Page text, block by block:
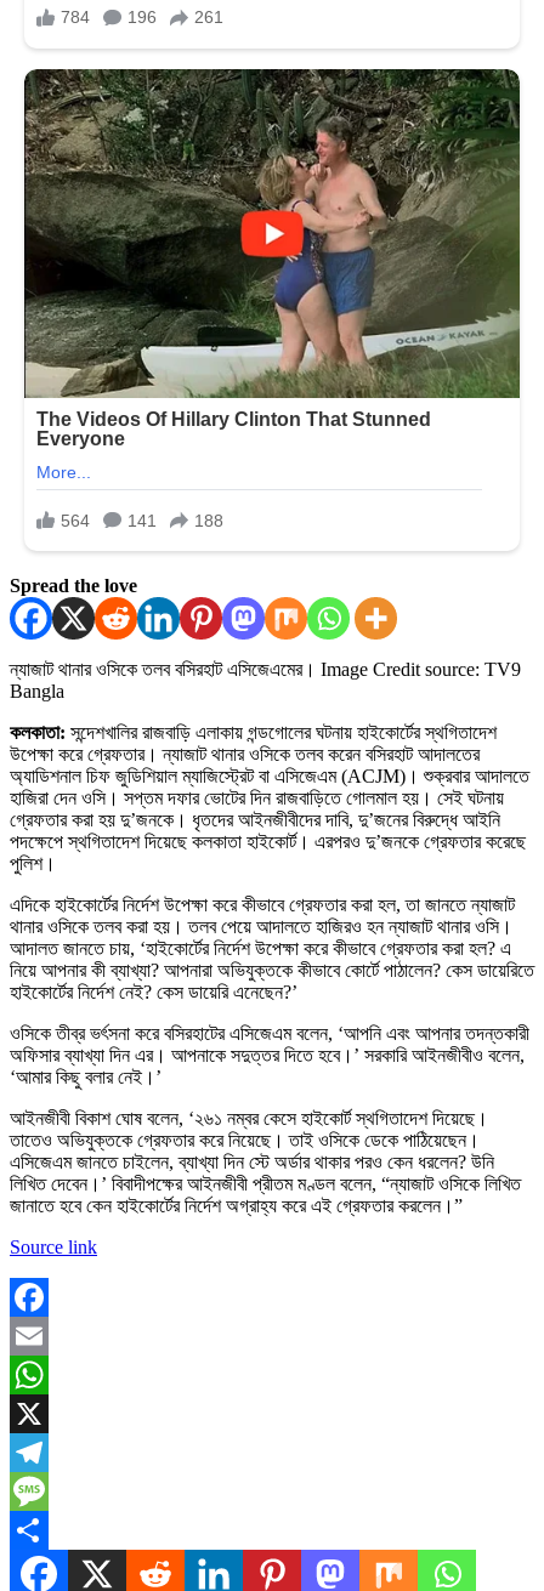
Spread the love
ন্যাজাট থানার ওসিকে তলব বসিরহাট এসিজেএমের। Image Credit source: TV9
Bangla
কলকাতা: সন্দেশখালির রাজবাড়ি এলাকায় গন্ডগোলের ঘটনায় হাইকোর্টের স্থগিতাদেশ
উপেক্ষা করে গ্রেফতার। ন্যাজাট থানার ওসিকে তলব করেন বসিরহাট আদালতের
অ্যাডিশনাল চিফ জুডিশিয়াল ম্যাজিস্ট্রেট বা এসিজেএম (ACJM)। শুক্রবার আদালতে
হাজিরা দেন ওসি। সপ্তম দফার ভোটের দিন রাজবাড়িতে গোলমাল হয়। সেই ঘটনায়
গ্রেফতার করা হয় দু’জনকে। ধৃতদের আইনজীবীদের দাবি, দু’জনের বিরুদ্ধে আইনি
পদক্ষেপে স্থগিতাদেশ দিয়েছে কলকাতা হাইকোর্ট। এরপর‌ও দু’জনকে গ্রেফতার করেছে
পুলিশ।
এদিকে হাইকোর্টের নির্দেশ উপেক্ষা করে কীভাবে গ্রেফতার করা হল, তা জানতে ন্যাজাট
থানার ওসিকে তলব করা হয়। তলব পেয়ে আদালতে হাজিরও হন ন্যাজাট থানার ওসি।
আদালত জানতে চায়, ‘হাইকোর্টের নির্দেশ উপেক্ষা করে কীভাবে গ্রেফতার করা হল? এ
নিয়ে আপনার কী ব্যাখ্যা? আপনারা অভিযুক্তকে কীভাবে কোর্টে পাঠালেন? কেস ডায়েরিতে
হাইকোর্টের নির্দেশ নেই? কেস ডায়েরি এনেছেন?’
ওসিকে তীব্র ভর্ৎসনা করে বসিরহাটের এসিজেএম বলেন, ‘আপনি এবং আপনার তদন্তকারী
অফিসার ব্যাখ্যা দিন এর। আপনাকে সদুত্তর দিতে হবে।’ সরকারি আইনজীবীও বলেন,
‘আমার কিছু বলার নেই।’
আইনজীবী বিকাশ ঘোষ বলেন, ‘২৬১ নম্বর কেসে হাইকোর্ট স্থগিতাদেশ দিয়েছে।
তাতেও অভিযুক্তকে গ্রেফতার করে নিয়েছে। তাই ওসিকে ডেকে পাঠিয়েছেন।
এসিজেএম জানতে চাইলেন, ব্যাখ্যা দিন স্টে অর্ডার থাকার পরও কেন ধরলেন? উনি
লিখিত দেবেন।’ বিবাদীপক্ষের আইনজীবী প্রীতম মণ্ডল বলেন, “ন্যাজাট ওসিকে লিখিত
জানাতে হবে কেন হাইকোর্টের নির্দেশ অগ্রাহ্য করে এই গ্রেফতার করলেন।”
Source link
Facebook
Email
WhatsApp
X
Telegram
Message
Share